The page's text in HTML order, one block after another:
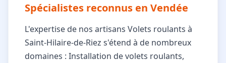
Spécialistes reconnus en Vendée
L'expertise de nos artisans Volets roulants à
Saint-Hilaire-de-Riez s'étend à de nombreux
domaines : Installation de volets roulants,